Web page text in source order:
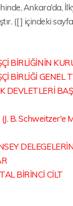
Ankara’da,
([ ] içindeki
BİRLİĞİNİN
BİRLİĞİ GENEL
DEVLETLERİ
B. Schweitzer'e
BİRİNCİ CİLT